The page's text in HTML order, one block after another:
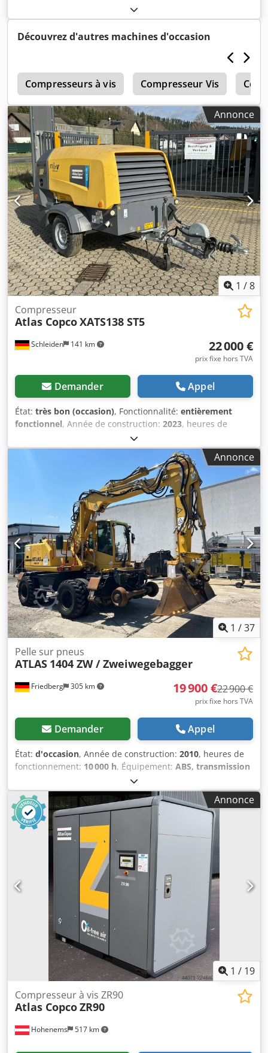
frigorifique Atlas Copco FX6 d'occasion Csdpfx Aljzrtbiogjha
2,34 m³/min 14 bars Année de fabrication : 2019
Découvrez d'autres machines d'occasion
Compresseurs à vis Compresseur Vis
Annonce
1 /8
Schleiden 141 km
Compresseur
Atlas CopcoXATS138 ST5
22 000 €
prix fixe hors TVA
Demander Appel
État: très bon (occasion), Fonctionnalité: entièrement
fonctionnel, Année de construction: 2023, heures de
, Niveau d’émissions 5, pression de
fonctionnement 7,0 bars, débit 7,0 m³/min ; pression de
fonctionnement 8,6 bars, débit 6,0 m³/min ; pression de
fonctionnement 10,3 bars, débit 5,0 m³/min. Cedpsznww
Annonce
1 /37
Friedberg 305 km
Pelle sur pneus
ATLAS 1404 ZW / Zweiwegebagger
19 900 €22 900 €
prix fixe hors TVA
Demander Appel
État: d'occasion, Année de construction: 2010, heures de
fonctionnement: 10 000 h, Équipement: ABS, transmission
, * Pelle à deux usages Atlas 1404 ZW * Année de
fabrication : 2010 Codpfx Aljzf T Uvjgsha * Heures de
fonctionnement : 10 000 h * Système hydraulique pour les
stabilisateurs * Caméra de recul * Plus de photos et de
vidéos disponibles sur WhatsApp * Les informations sont
données sans garantie et sous réserve de vente.
Annonce
1 / 19
Hohenems 517 km
Compresseur à vis ZR90
Atlas CopcoZR90